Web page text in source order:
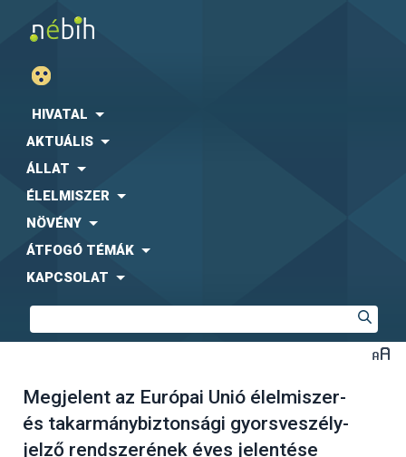
HIVATAL
AKTUÁLIS
ÁLLAT
ÉLELMISZER
NÖVÉNY
ÁTFOGÓ TÉMÁK
KAPCSOLAT
Megjelent az Európai Unió élelmiszer-
és takarmánybiztonsági gyorsveszély-
jelző rendszerének éves jelentése